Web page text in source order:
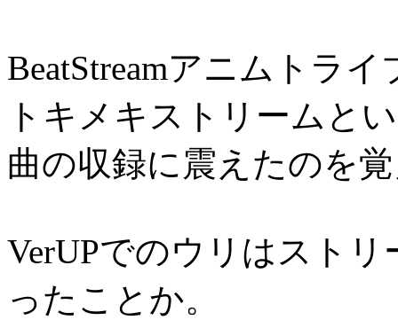
BeatStreamアニムトラ
トキメキストリームと
曲の収録に震えたのを
VerUPでのウリはスト
ったことか。